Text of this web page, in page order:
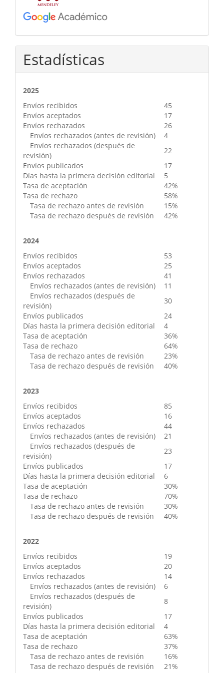
Estadísticas
2025
Envíos recibidos
45
Envíos aceptados
17
Envíos rechazados
26
Envíos rechazados (antes de revisión)
4
Envíos rechazados (después de
revisión)
22
Envíos publicados
17
Días hasta la primera decisión editorial
5
Tasa de aceptación
42%
Tasa de rechazo
58%
Tasa de rechazo antes de revisión
15%
Tasa de rechazo después de revisión
42%
2024
Envíos recibidos
53
Envíos aceptados
25
Envíos rechazados
41
Envíos rechazados (antes de revisión)
11
Envíos rechazados (después de
revisión)
30
Envíos publicados
24
Días hasta la primera decisión editorial
4
Tasa de aceptación
36%
Tasa de rechazo
64%
Tasa de rechazo antes de revisión
23%
Tasa de rechazo después de revisión
40%
2023
Envíos recibidos
85
Envíos aceptados
16
Envíos rechazados
44
Envíos rechazados (antes de revisión)
21
Envíos rechazados (después de
revisión)
23
Envíos publicados
17
Días hasta la primera decisión editorial
6
Tasa de aceptación
30%
Tasa de rechazo
70%
Tasa de rechazo antes de revisión
30%
Tasa de rechazo después de revisión
40%
2022
Envíos recibidos
19
Envíos aceptados
20
Envíos rechazados
14
Envíos rechazados (antes de revisión)
6
Envíos rechazados (después de
revisión)
8
Envíos publicados
17
Días hasta la primera decisión editorial
4
Tasa de aceptación
63%
Tasa de rechazo
37%
Tasa de rechazo antes de revisión
16%
Tasa de rechazo después de revisión
21%